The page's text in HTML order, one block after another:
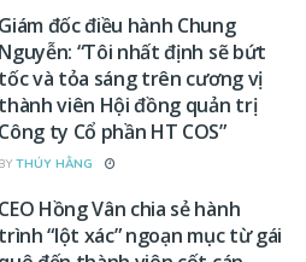
Giám đốc điều hành Chung
Nguyễn: “Tôi nhất định sẽ bứt
tốc và tỏa sáng trên cương vị
thành viên Hội đồng quản trị
Công ty Cổ phần HT COS”
BY THÚY HẰNG
CEO Hồng Vân chia sẻ hành
trình “lột xác” ngoạn mục từ gái